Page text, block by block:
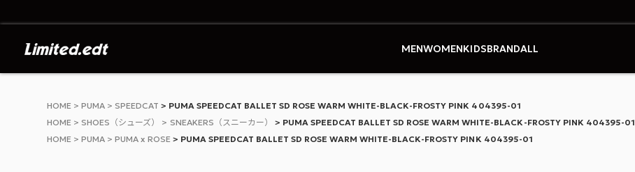
MENWOMENKIDSBRANDALL
HOME PUMA SPEEDCAT
PUMA SPEEDCAT BALLET SD ROSE WARM WHITE-BLACK-FROSTY PINK 404395-01
HOME
SHOES（シューズ） SNEAKERS（スニーカー）
PUMA SPEEDCAT BALLET SD ROSE WARM WHITE-BLACK-FROSTY PINK 404395-01
HOME
PUMA PUMA x ROSE PUMA SPEEDCAT BALLET SD ROSE WARM WHITE-BLACK-FROSTY PINK 404395-01